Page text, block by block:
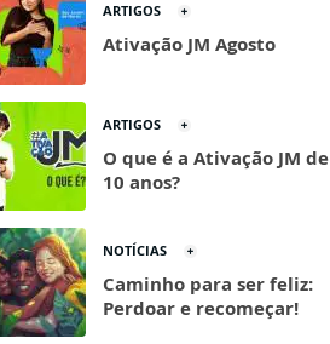
ARTIGOS
Ativação JM Agosto
ARTIGOS
O que é a Ativação JM de
10 anos?
NOTÍCIAS
Caminho para ser feliz:
Perdoar e recomeçar!